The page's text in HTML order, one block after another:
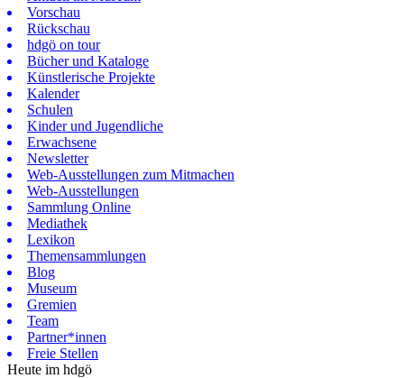
Vorschau
Rückschau
hdgö on tour
Bücher und Kataloge
Künstlerische Projekte
Kalender
Schulen
Kinder und Jugendliche
Erwachsene
Newsletter
Web-Ausstellungen zum Mitmachen
Web-Ausstellungen
Sammlung Online
Mediathek
Lexikon
Themensammlungen
Blog
Museum
Gremien
Team
Partner*innen
Freie Stellen
Heute im hdgö